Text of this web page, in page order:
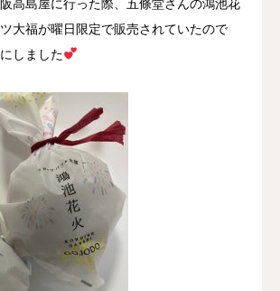
高島屋に行った際、五條堂さんの鴻池花
大福が曜日限定で販売されていたので
しました